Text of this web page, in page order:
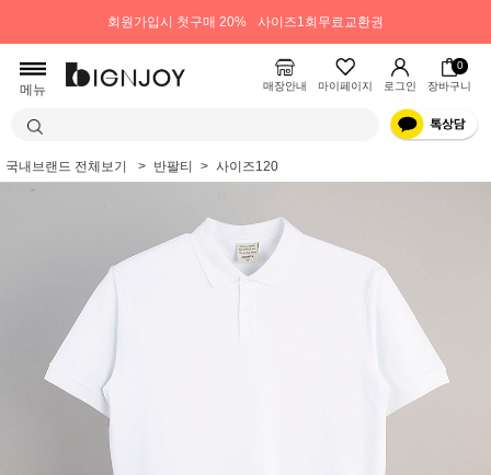
회원가입시 첫구매 20% 사이즈1회무료교환권
메뉴 매장안내 마이페이지 로그인
0
장바구니
국내브랜드 전체보기 반팔티 사이즈120